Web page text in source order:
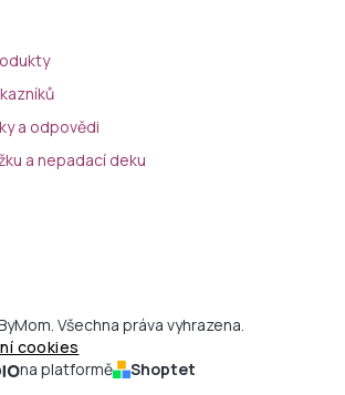
a odpovědi
a nepadací deku
Všechna práva vyhrazena.
cookies
na platformě Shoptet